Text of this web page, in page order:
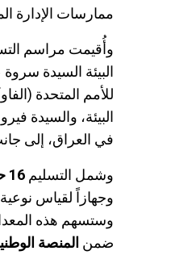
ممارسات الإدارة
وأُقيمت مراسم
البيئة السيدة
للأمم المتحدة
البيئة، والسيدة
في العراق، إلى
وشمل التسليم 16
وجهازاً لقياس
وستسهم هذه
ضمن المنصة